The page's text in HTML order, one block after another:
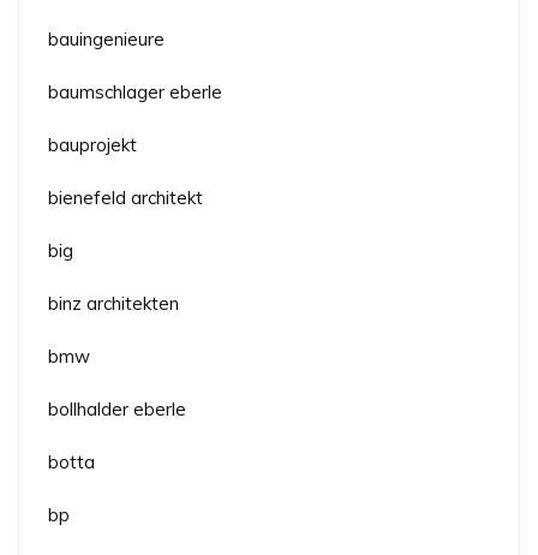
bauingenieure
baumschlager eberle
bauprojekt
bienefeld architekt
big
binz architekten
bmw
bollhalder eberle
botta
bp